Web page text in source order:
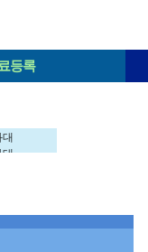
등록
대